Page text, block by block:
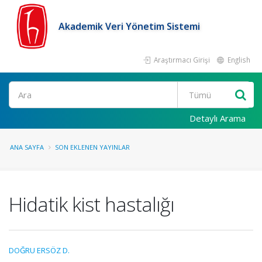
Akademik Veri Yönetim Sistemi
Araştırmacı Girişi English
Ara
Detaylı Arama
ANA SAYFA SON EKLENEN YAYINLAR
Hidatik kist hastalığı
DOĞRU ERSÖZ D.